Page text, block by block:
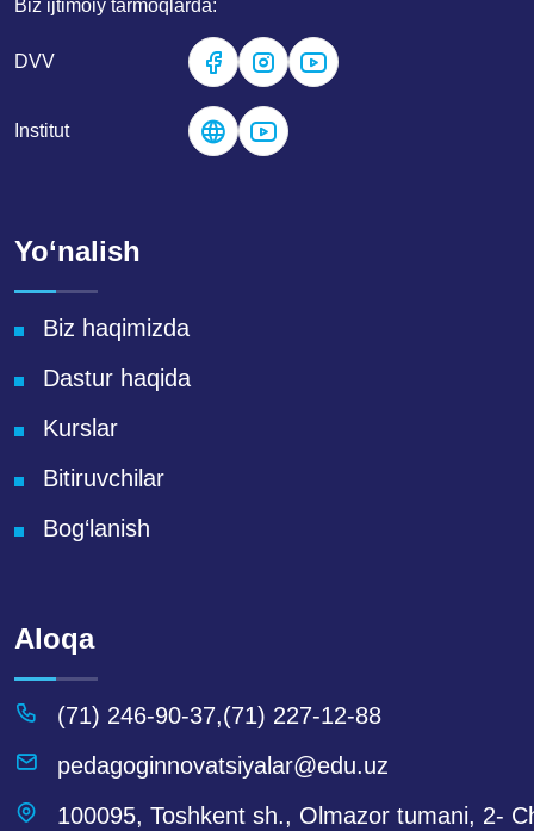
Biz ijtimoiy tarmoqlarda:
DVV
Institut
Yo‘nalish
Biz haqimizda
Dastur haqida
Kurslar
Bitiruvchilar
Bog‘lanish
Aloqa
(71) 246-90-37,(71) 227-12-88
pedagoginnovatsiyalar@edu.uz
100095, Toshkent sh., Olmazor tumani, 2-